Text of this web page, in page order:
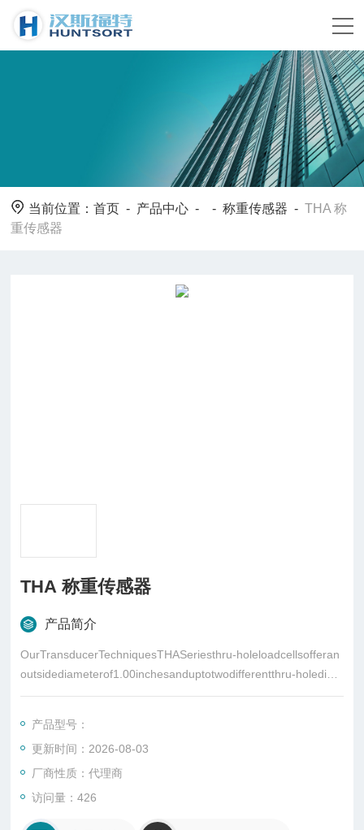
当前位置：首页 - 产品中心 - -称重传感器 -THA 称
重传感器
THA 称重传感器
产品简介
OurTransducerTechniquesTHASeriesthru-holeloadcellsofferan
outsidediameterof1.00inchesanduptotwodifferentthru-holediam
eteroptionspercapacityrange.TransducerTHA为穿孔性称重传感
产品型号：
更新时间：2026-08-03
厂商性质：代理商
访问量：426